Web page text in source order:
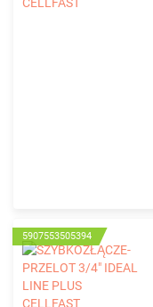
5907553505394